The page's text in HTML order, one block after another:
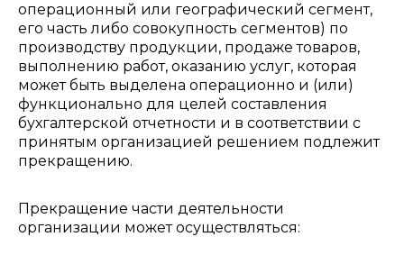
операционный или географический сегмент,
его часть либо совокупность сегментов) по
производству продукции, продаже товаров,
выполнению работ, оказанию услуг, которая
может быть выделена операционно и (или)
функционально для целей составления
бухгалтерской отчетности и в соответствии с
принятым организацией решением подлежит
прекращению.
Прекращение части деятельности
организации может осуществляться: